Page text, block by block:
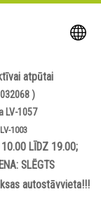
atpūtai
)
LV-1057
1003
10.00 LĪDZ 19.00;
SLĒGTS
autostāvvieta!!!